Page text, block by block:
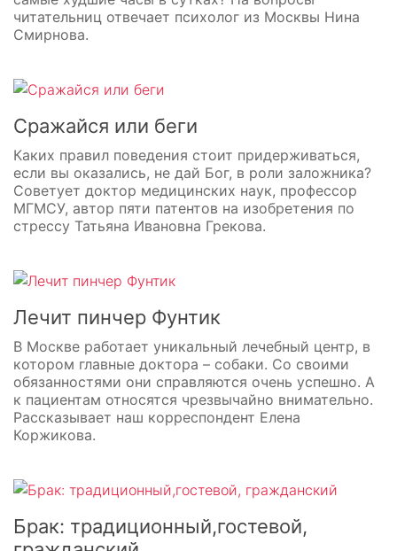
читательниц отвечает психолог из Москвы Нина
Смирнова.
Cражайся или беги
Каких правил поведения стоит придерживаться,
если вы оказались, не дай Бог, в роли заложника?
Советует доктор медицинских наук, профессор
МГМСУ, автор пяти патентов на изобретения по
стрессу Татьяна Ивановна Грекова.
Лечит пинчер Фунтик
В Москве работает уникальный лечебный центр, в
котором главные доктора – собаки. Со своими
обязанностями они справляются очень успешно. А
к пациентам относятся чрезвычайно внимательно.
Рассказывает наш корреспондент Елена
Коржикова.
Брак: традиционный,гостевой,